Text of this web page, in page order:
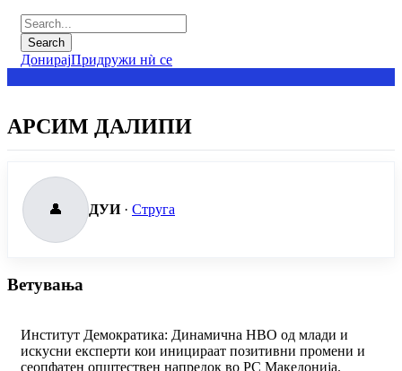
ДонирајПридружи нѝ се
АРСИМ ДАЛИПИ
👤 ДУИ· Струга
Ветувања
Институт Демократика: Динамична НВО од млади и
искусни експерти кои иницираат позитивни промени и
сеопфатен општествен напредок во РС Македонија.